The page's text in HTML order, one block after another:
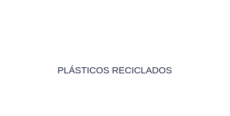
PLÁSTICOS RECICLADOS